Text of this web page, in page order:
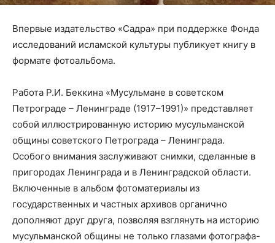
Впервые издательство «Садра» при поддержке Фонда
исследований исламской культуры публикует книгу в
формате фотоальбома.
Работа Р.И. Беккина «Мусульмане в советском
Петрограде – Ленинграде (1917–1991)» представляет
собой иллюстрированную историю мусульманской
общины советского Петрограда – Ленинграда.
Особого внимания заслуживают снимки, сделанные в
пригородах Ленинграда и в Ленинградской области.
Включенные в альбом фотоматериалы из
государственных и частных архивов органично
дополняют друг друга, позволяя взглянуть на историю
мусульманской общины не только глазами фотографа-